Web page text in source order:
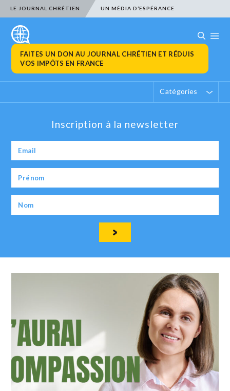
LE JOURNAL CHRÉTIEN UN MÉDIA D’ESPÉRANCE
FAITES UN DON AU JOURNAL CHRÉTIEN ET RÉDUIS
VOS IMPÔTS EN FRANCE
Catégories
Inscription à la newsletter